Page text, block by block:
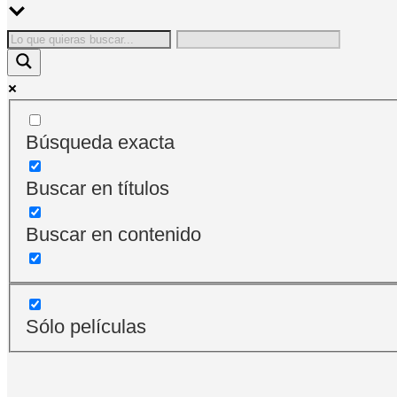
Búsqueda exacta
Buscar en títulos
Buscar en contenido
Sólo películas